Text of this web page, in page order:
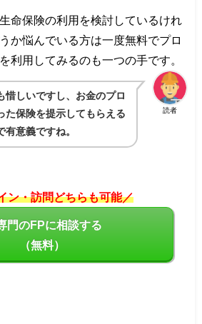
命保険の利用を検討しているけれ
か悩んでいる方は一度無料でプロ
利用してみるのも一つの手です。
読者
惜しいですし、お金のプロ
た保険を提示してもらえる
有意義ですね。
ン・訪問どちらも可能／
門のFPに相談する
（無料）